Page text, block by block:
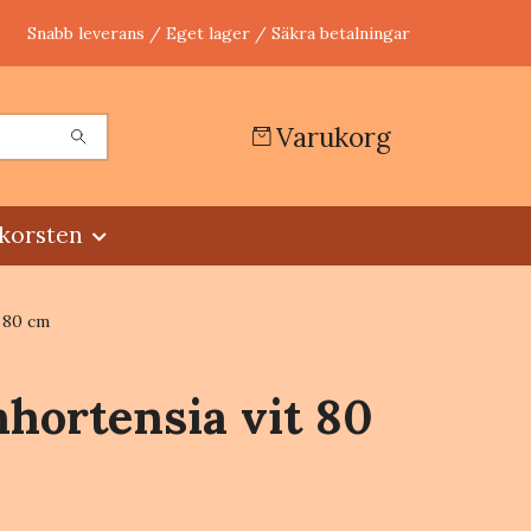
Snabb leverans / Eget lager / Säkra betalningar
Varukorg
cm
vit 80